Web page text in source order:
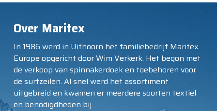
Over Maritex
In 1986 werd in Uithoorn het familiebedrijf Maritex
Europe opgericht door Wim Verkerk. Het begon met
de verkoop van spinnakerdoek en toebehoren voor
de surfzeilen. Al snel werd het assortiment
uitgebreid en kwamen er meerdere soorten textiel
en benodigdheden bij.